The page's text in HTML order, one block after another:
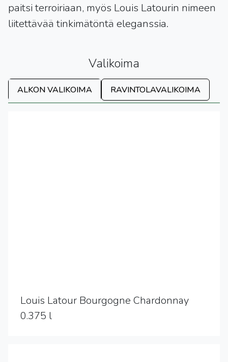
paitsi terroiriaan, myös Louis Latourin nimeen
liitettävää tinkimätöntä eleganssia.
Valikoima
ALKON VALIKOIMA RAVINTOLAVALIKOIMA
Louis Latour Bourgogne Chardonnay
0.375 l